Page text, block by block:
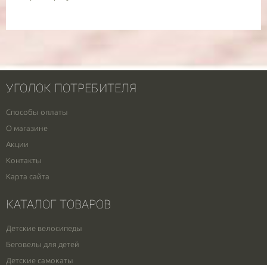
УГОЛОК ПОТРЕБИТЕЛЯ
Способы оплаты
О магазине
Акции
Контакты
Карта сайта
КАТАЛОГ ТОВАРОВ
Детские велосипеды
Беговелы для детей
Детские самокаты